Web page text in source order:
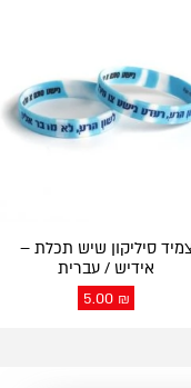
סיליקון שיש תכלת –
אידיש / עברית
5.00 ₪